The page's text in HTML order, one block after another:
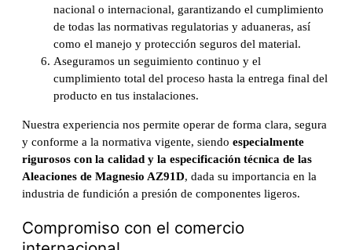
nacional o internacional, garantizando el cumplimiento
de todas las normativas regulatorias y aduaneras, así
como el manejo y protección seguros del material.
Aseguramos un seguimiento continuo y el
cumplimiento total del proceso hasta la entrega final del
producto en tus instalaciones.
Nuestra experiencia nos permite operar de forma clara, segura
y conforme a la normativa vigente, siendo especialmente
rigurosos con la calidad y la especificación técnica de las
Aleaciones de Magnesio AZ91D, dada su importancia en la
industria de fundición a presión de componentes ligeros.
Compromiso con el comercio